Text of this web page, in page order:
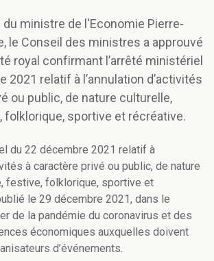
ministre de l'Economie Pierre-
le Conseil des ministres a approuvé
royal confirmant l’arrêté ministériel
2021 relatif à l’annulation d’activités
ou public, de nature culturelle,
folklorique, sportive et récréative.
du 22 décembre 2021 relatif à
à caractère privé ou public, de nature
festive, folklorique, sportive et
le 29 décembre 2021, dans le
de la pandémie du coronavirus et des
économiques auxquelles doivent
d’événements.